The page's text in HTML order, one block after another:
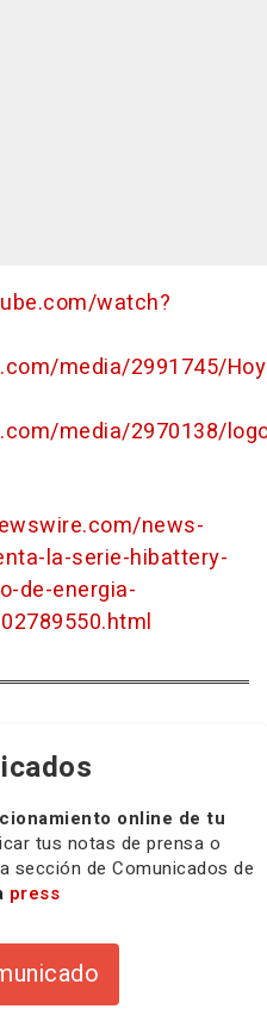
watch?
media/2991745/
media/2970138/
news-
la-serie-hibattery-
de-energia-
online de tu
tus notas de prensa o
sección de Comunicados de
press